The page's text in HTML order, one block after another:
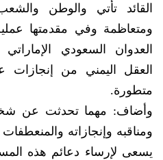
القائد تأتي والوطن
ومتعاظمة وفي مقدمتها
العدوان السعودي
العقل اليمني من
متطورة.
وأضاف: مهما تحدثت عن
ومناقبه وإنجازاته
يسعى لإرساء دعائم هذه